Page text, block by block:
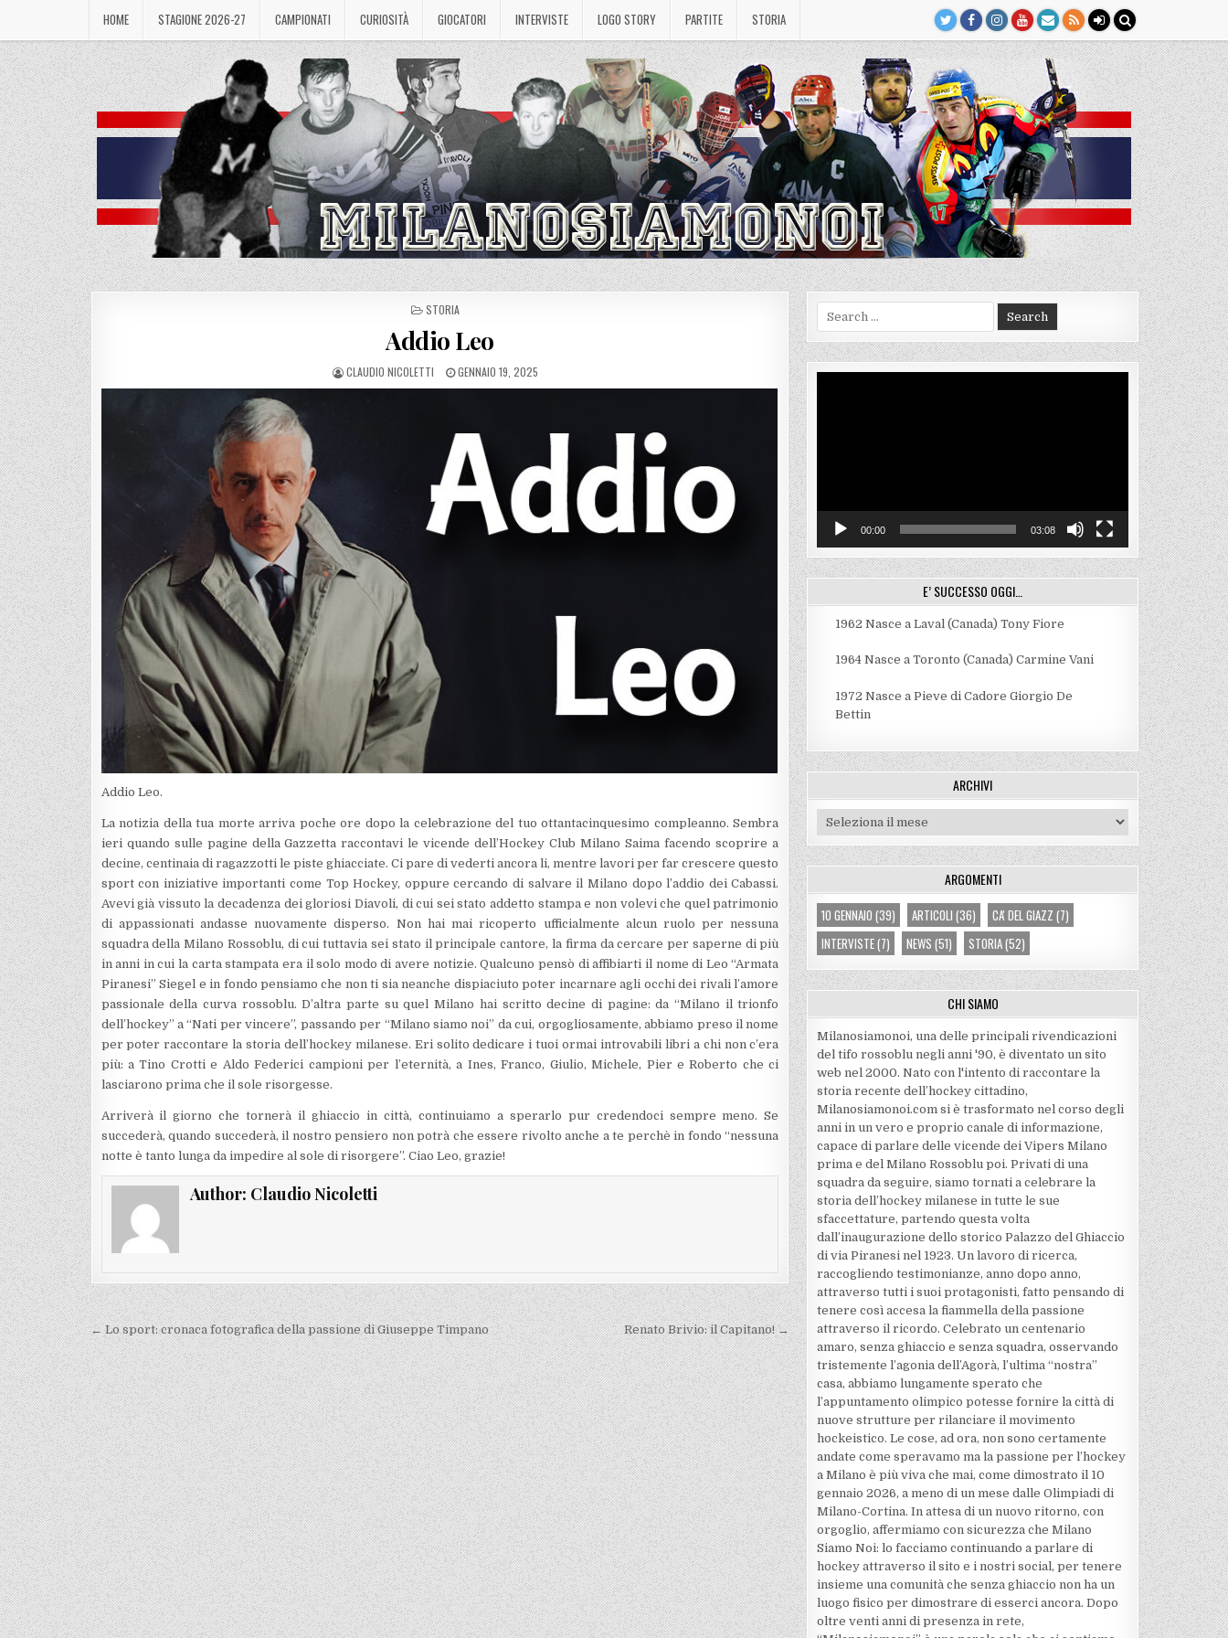
content
HOME STAGIONE 2026-27 CAMPIONATI CURIOSITÀ GIOCATORI INTERVISTE LOGO STORY PARTITE STORIA
POSTED
STORIA
Addio Leo
AUTHOR:
CLAUDIO NICOLETTI
PUBLISHED
DATE:
GENNAIO 19, 2025
Addio Leo.
La notizia della tua morte arriva poche ore dopo la celebrazione del tuo ottantacinquesimo compleanno. Sembra
ieri quando sulle pagine della Gazzetta raccontavi le vicende dell’Hockey Club Milano Saima facendo scoprire a
decine, centinaia di ragazzotti le piste ghiacciate. Ci pare di vederti ancora li, mentre lavori per far crescere questo
sport con iniziative importanti come Top Hockey, oppure cercando di salvare il Milano dopo l’addio dei Cabassi.
Avevi già vissuto la decadenza dei gloriosi Diavoli, di cui sei stato addetto stampa e non volevi che quel patrimonio
di appassionati andasse nuovamente disperso. Non hai mai ricoperto ufficialmente alcun ruolo per nessuna
squadra della Milano Rossoblu, di cui tuttavia sei stato il principale cantore, la firma da cercare per saperne di più
in anni in cui la carta stampata era il solo modo di avere notizie. Qualcuno pensò di affibiarti il nome di Leo “Armata
Piranesi” Siegel e in fondo pensiamo che non ti sia neanche dispiaciuto poter incarnare agli occhi dei rivali l’amore
passionale della curva rossoblu. D’altra parte su quel Milano hai scritto decine di pagine: da “Milano il trionfo
dell’hockey” a “Nati per vincere”, passando per “Milano siamo noi” da cui, orgogliosamente, abbiamo preso il nome
per poter raccontare la storia dell’hockey milanese. Eri solito dedicare i tuoi ormai introvabili libri a chi non c’era
più: a Tino Crotti e Aldo Federici campioni per l’eternità, a Ines, Franco, Giulio, Michele, Pier e Roberto che ci
lasciarono prima che il sole risorgesse.
Arriverà il giorno che tornerà il ghiaccio in città, continuiamo a sperarlo pur credendoci sempre meno. Se
succederà, quando succederà, il nostro pensiero non potrà che essere rivolto anche a te perchè in fondo “nessuna
notte è tanto lunga da impedire al sole di risorgere”. Ciao Leo, grazie!
Author: Claudio Nicoletti
Navigazione
articoli
← Lo sport: cronaca fotografica della passione di Giuseppe Timpano Renato Brivio: il Capitano! →
Search
for:
00:00 03:08
E’ SUCCESSO OGGI…
1962 Nasce a Laval (Canada) Tony Fiore
1964 Nasce a Toronto (Canada) Carmine Vani
1972 Nasce a Pieve di Cadore Giorgio De
Bettin
ARCHIVI
Archivi
ARGOMENTI
10 GENNAIO (39) ARTICOLI (36) CA' DEL GIAZZ (7)
INTERVISTE(7) NEWS (51) STORIA(52)
CHI SIAMO
Milanosiamonoi, una delle principali rivendicazioni
del tifo rossoblu negli anni '90, è diventato un sito
web nel 2000. Nato con l'intento di raccontare la
storia recente dell’hockey cittadino,
Milanosiamonoi.com si è trasformato nel corso degli
anni in un vero e proprio canale di informazione,
capace di parlare delle vicende dei Vipers Milano
prima e del Milano Rossoblu poi. Privati di una
squadra da seguire, siamo tornati a celebrare la
storia dell’hockey milanese in tutte le sue
sfaccettature, partendo questa volta
dall’inaugurazione dello storico Palazzo del Ghiaccio
di via Piranesi nel 1923. Un lavoro di ricerca,
raccogliendo testimonianze, anno dopo anno,
attraverso tutti i suoi protagonisti, fatto pensando di
tenere così accesa la fiammella della passione
attraverso il ricordo. Celebrato un centenario
amaro, senza ghiaccio e senza squadra, osservando
tristemente l’agonia dell’Agorà, l’ultima “nostra”
casa, abbiamo lungamente sperato che
l’appuntamento olimpico potesse fornire la città di
nuove strutture per rilanciare il movimento
hockeistico. Le cose, ad ora, non sono certamente
andate come speravamo ma la passione per l’hockey
a Milano è più viva che mai, come dimostrato il 10
gennaio 2026, a meno di un mese dalle Olimpiadi di
Milano-Cortina. In attesa di un nuovo ritorno, con
orgoglio, affermiamo con sicurezza che Milano
Siamo Noi: lo facciamo continuando a parlare di
hockey attraverso il sito e i nostri social, per tenere
insieme una comunità che senza ghiaccio non ha un
luogo fisico per dimostrare di esserci ancora. Dopo
oltre venti anni di presenza in rete,